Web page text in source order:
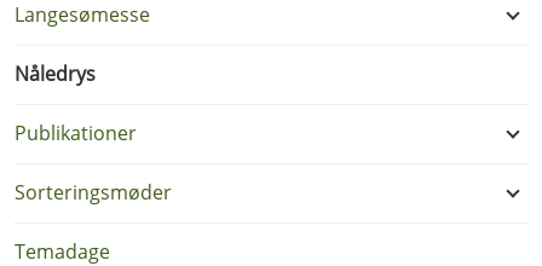
Langesømesse
Nåledrys
Publikationer
Sorteringsmøder
Temadage